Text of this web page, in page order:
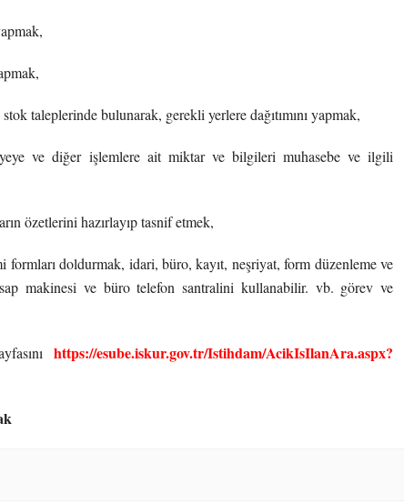
taleplerinde bulunarak, gerekli yerlere dağıtımını yapmak,
ve diğer işlemlere ait miktar ve bilgileri muhasebe ve ilgili
özetlerini hazırlayıp tasnif etmek,
doldurmak, idari, büro, kayıt, neşriyat, form düzenleme ve
makinesi ve büro telefon santralini kullanabilir. vb. görev ve
https://esube.iskur.gov.tr/Istihdam/AcikIsIlanAra.aspx?